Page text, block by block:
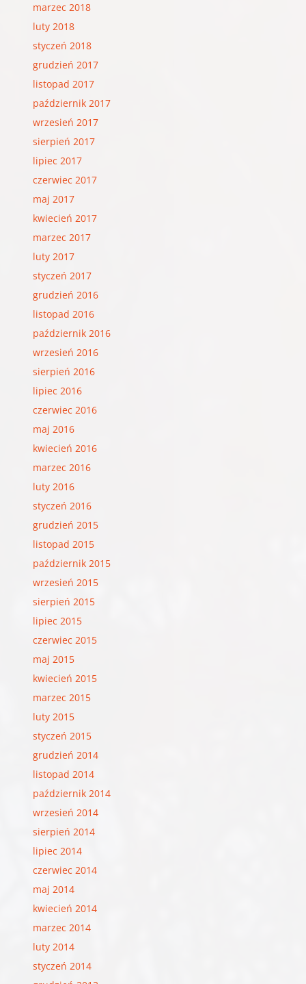
marzec 2018
luty 2018
styczeń 2018
grudzień 2017
listopad 2017
październik 2017
wrzesień 2017
sierpień 2017
lipiec 2017
czerwiec 2017
maj 2017
kwiecień 2017
marzec 2017
luty 2017
styczeń 2017
grudzień 2016
listopad 2016
październik 2016
wrzesień 2016
sierpień 2016
lipiec 2016
czerwiec 2016
maj 2016
kwiecień 2016
marzec 2016
luty 2016
styczeń 2016
grudzień 2015
listopad 2015
październik 2015
wrzesień 2015
sierpień 2015
lipiec 2015
czerwiec 2015
maj 2015
kwiecień 2015
marzec 2015
luty 2015
styczeń 2015
grudzień 2014
listopad 2014
październik 2014
wrzesień 2014
sierpień 2014
lipiec 2014
czerwiec 2014
maj 2014
kwiecień 2014
marzec 2014
luty 2014
styczeń 2014